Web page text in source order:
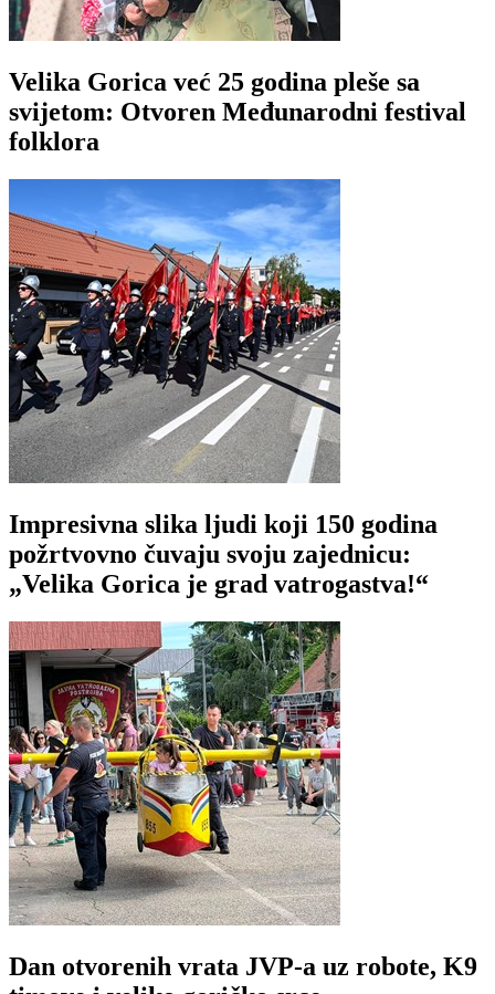
Velika Gorica već 25 godina pleše sa
svijetom: Otvoren Međunarodni festival
folklora
Impresivna slika ljudi koji 150 godina
požrtvovno čuvaju svoju zajednicu:
„Velika Gorica je grad vatrogastva!“
Dan otvorenih vrata JVP-a uz robote, K9